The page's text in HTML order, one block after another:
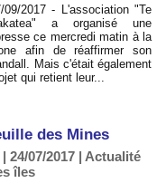
09/2017 - L'association "Te
a organisé une
ce mercredi matin à la
afin de réaffirmer son
Mais c'était également
qui retient leur...
des Mines
24/07/2017 | Actualité
îles